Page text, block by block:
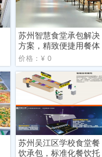
苏州智慧食堂承包解决
方案，精致便捷用餐体
验
价格：¥ 0
苏州吴江区学校食堂餐
饮承包，标准化餐饮托